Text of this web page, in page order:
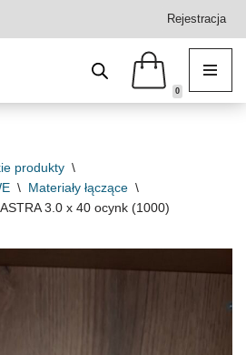
Rejestracja
0
produkty \
\ Materiały łączące \
3.0 x 40 ocynk (1000)